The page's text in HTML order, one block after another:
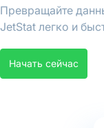
Превращайте
JetStat легко и
Начать сейчас